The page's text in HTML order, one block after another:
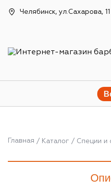
Челябинск, ул.Сахарова, 11
Главная Каталог Специи и